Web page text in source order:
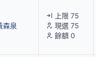
森泉
上限 75
現選 75
餘額 0